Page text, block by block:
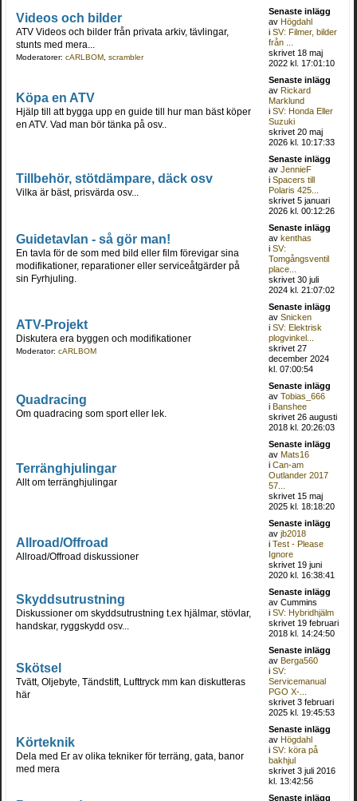
Videos och bilder
ATV Videos och bilder från privata arkiv, tävlingar,
stunts med mera...
Moderatorer: cARLBOM, scrambler
Senaste inlägg
avHögdahl
iSV: Filmer, bilder
från ...
skrivet 18 maj
2022 kl. 17:01:10
Köpa en ATV
Hjälp till att bygga upp en guide till hur man bäst köper
en ATV. Vad man bör tänka på osv..
Senaste inlägg
avRickard
Marklund
iSV: Honda Eller
Suzuki
skrivet 20 maj
2026 kl. 10:17:33
Tillbehör, stötdämpare, däck osv
Vilka är bäst, prisvärda osv...
Senaste inlägg
avJennieF
iSpacers till
Polaris 425...
skrivet 5 januari
2026 kl. 00:12:26
Guidetavlan - så gör man!
En tavla för de som med bild eller film förevigar sina
modifikationer, reparationer eller serviceåtgärder på
sin Fyrhjuling.
Senaste inlägg
avkenthas
iSV:
Tomgångsventil
place...
skrivet 30 juli
2024 kl. 21:07:02
ATV-Projekt
Diskutera era byggen och modifikationer
Moderator: cARLBOM
Senaste inlägg
avSnicken
iSV: Elektrisk
plogvinkel...
skrivet 27
december 2024
kl. 07:00:54
Quadracing
Om quadracing som sport eller lek.
Senaste inlägg
avTobias_666
iBanshee
skrivet 26 augusti
2018 kl. 20:26:03
Terränghjulingar
Allt om terränghjulingar
Senaste inlägg
avMats16
iCan-am
Outlander 2017
57...
skrivet 15 maj
2025 kl. 18:18:20
Allroad/Offroad
Allroad/Offroad diskussioner
Senaste inlägg
avjb2018
iTest - Please
Ignore
skrivet 19 juni
2020 kl. 16:38:41
Skyddsutrustning
Diskussioner om skyddsutrustning t.ex hjälmar, stövlar,
handskar, ryggskydd osv...
Senaste inlägg
av Cummins
iSV: Hybridhjälm
skrivet 19 februari
2018 kl. 14:24:50
Skötsel
Tvätt, Oljebyte, Tändstift, Lufttryck mm kan diskutteras
här
Senaste inlägg
avBerga560
iSV:
Servicemanual
PGO X-...
skrivet 3 februari
2025 kl. 19:45:53
Körteknik
Dela med Er av olika tekniker för terräng, gata, banor
med mera
Senaste inlägg
avHögdahl
iSV: köra på
bakhjul
skrivet 3 juli 2016
kl. 13:42:56
Senaste inlägg